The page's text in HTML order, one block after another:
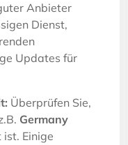
Anbieter
Dienst,
Updates für
Überprüfen Sie,
Germany
Einige